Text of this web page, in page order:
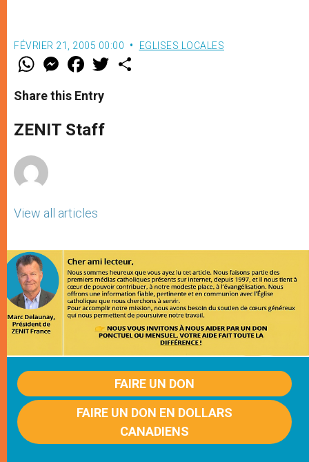
FÉVRIER 21, 2005 00:00 EGLISES LOCALES
W
t
s
p
p
M
e
s
e
g
e
F
a
e
b
o
k
w
Share this Entry
ZENIT Staff
View all articles
FAIRE UN DON
FAIRE UN DON EN DOLLARS
CANADIENS